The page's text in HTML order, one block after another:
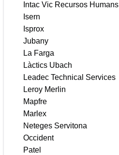
Intac Vic Recursos Humans
Isern
Isprox
Jubany
La Farga
Làctics Ubach
Leadec Technical Services
Leroy Merlin
Mapfre
Marlex
Neteges Servitona
Occident
Patel